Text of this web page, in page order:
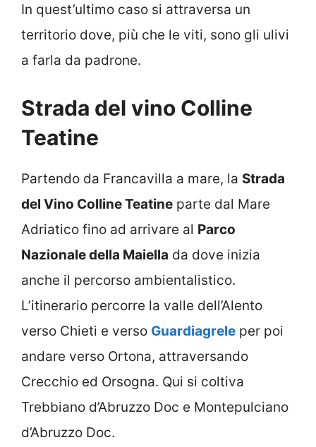
In quest’ultimo caso si attraversa un
territorio dove, più che le viti, sono gli ulivi
a farla da padrone.
Strada del vino Colline
Teatine
Partendo da Francavilla a mare, la Strada
del Vino Colline Teatine parte dal Mare
Adriatico fino ad arrivare al Parco
Nazionale della Maiella da dove inizia
anche il percorso ambientalistico.
L’itinerario percorre la valle dell’Alento
verso Chieti e verso Guardiagrele per poi
andare verso Ortona, attraversando
Crecchio ed Orsogna. Qui si coltiva
Trebbiano d’Abruzzo Doc e Montepulciano
d’Abruzzo Doc.